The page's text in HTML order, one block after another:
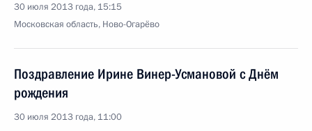
30 июля 2013 года, 15:15
Московская область, Ново-Огарёво
Поздравление Ирине Винер-Усмановой с Днём
рождения
30 июля 2013 года, 11:00